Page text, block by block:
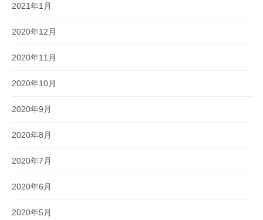
2021年1月
2020年12月
2020年11月
2020年10月
2020年9月
2020年8月
2020年7月
2020年6月
2020年5月